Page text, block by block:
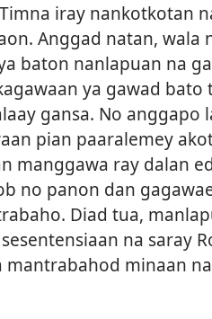
iray nankotkotan
Anggad natan, wala
baton nanlapuan na
ya gawad bato
gansa. No anggapo
pian paaralemey
manggawa ray dalan
no panon dan
Diad tua,
na saray
minaan